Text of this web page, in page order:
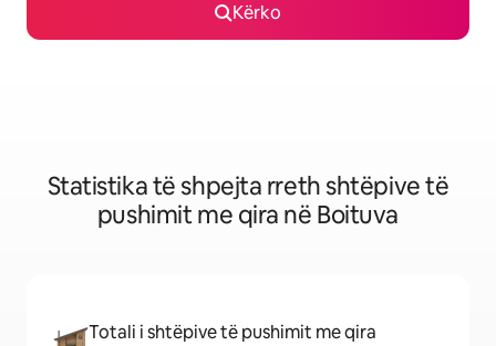
Kërko
Statistika të shpejta rreth shtëpive të
pushimit me qira në Boituva
Totali i shtëpive të pushimit me qira